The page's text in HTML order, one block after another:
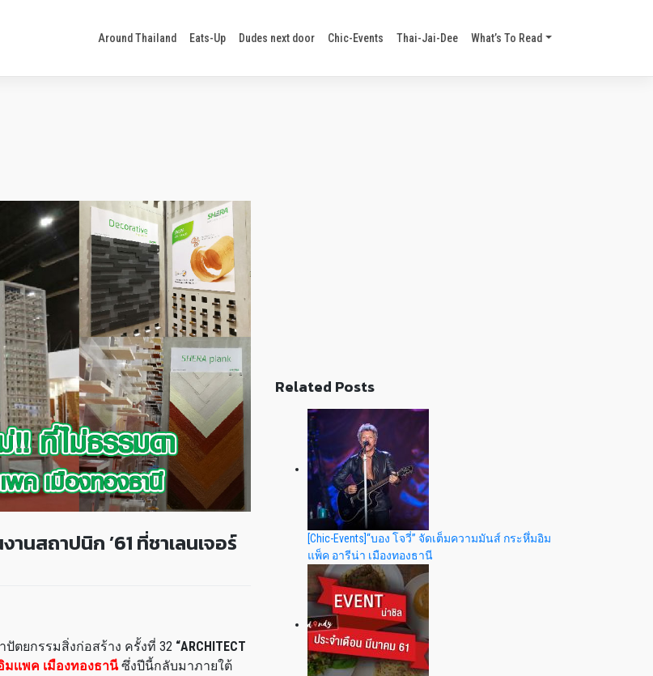
Around Thailand Eats-Up Dudes next door Chic-Events Thai-Jai-Dee What’s To Read
านสถาปนิก ’61 ที่ชาเลนเจอร์
ตยกรรมสิ่งก่อสร้าง ครั้งที่ 32 “ARCHITECT
เเพค เมืองทองธานีซึ่งปีนี้กลับมาภายใต้
Related Posts
[Chic-Events]“บอง โจวี่” จัดเต็มความมันส์ กระหึ่มอิม
แพ็ค อารีน่า เมืองทองธานี